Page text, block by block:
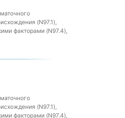
(N97.1),
факторами (N97.4),
(N97.1),
факторами (N97.4),